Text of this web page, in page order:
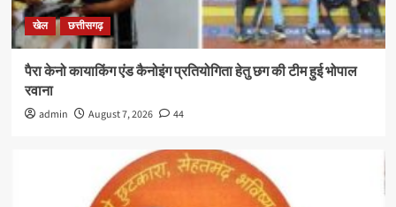
खेल छत्तीसगढ़
पैरा केनो कायाकिंग एंड कैनोइंग प्रतियोगिता हेतु छग की टीम हुई भोपाल
रवाना
admin August 7, 2026 44